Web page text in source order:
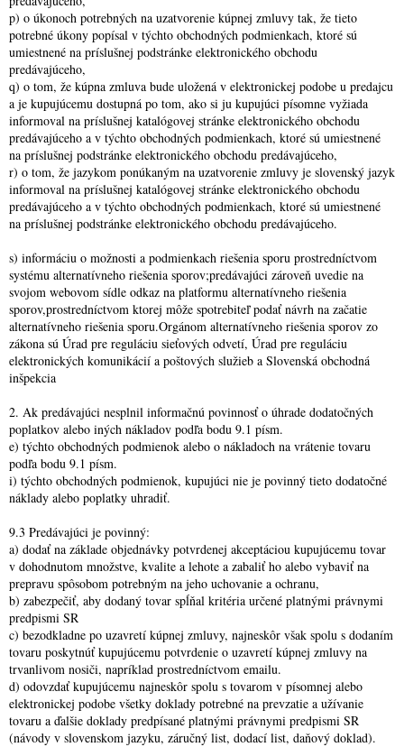
p) o úkonoch potrebných na uzatvorenie kúpnej zmluvy tak, že tieto
potrebné úkony popísal v týchto obchodných podmienkach, ktoré sú
umiestnené na príslušnej podstránke elektronického obchodu
predávajúceho,
q) o tom, že kúpna zmluva bude uložená v elektronickej podobe u predajcu
a je kupujúcemu dostupná po tom, ako si ju kupujúci písomne vyžiada
informoval na príslušnej katalógovej stránke elektronického obchodu
predávajúceho a v týchto obchodných podmienkach, ktoré sú umiestnené
na príslušnej podstránke elektronického obchodu predávajúceho,
r) o tom, že jazykom ponúkaným na uzatvorenie zmluvy je slovenský jazyk
informoval na príslušnej katalógovej stránke elektronického obchodu
predávajúceho a v týchto obchodných podmienkach, ktoré sú umiestnené
na príslušnej podstránke elektronického obchodu predávajúceho.
s) informáciu o možnosti a podmienkach riešenia sporu prostredníctvom
systému alternatívneho riešenia sporov;predávajúci zároveň uvedie na
svojom webovom sídle odkaz na platformu alternatívneho riešenia
sporov,prostredníctvom ktorej môže spotrebiteľ podať návrh na začatie
alternatívneho riešenia sporu.Orgánom alternatívneho riešenia sporov zo
zákona sú Úrad pre reguláciu sieťových odvetí, Úrad pre reguláciu
elektronických komunikácií a poštových služieb a Slovenská obchodná
inšpekcia
2. Ak predávajúci nesplnil informačnú povinnosť o úhrade dodatočných
poplatkov alebo iných nákladov podľa bodu 9.1 písm.
e) týchto obchodných podmienok alebo o nákladoch na vrátenie tovaru
podľa bodu 9.1 písm.
i) týchto obchodných podmienok, kupujúci nie je povinný tieto dodatočné
náklady alebo poplatky uhradiť.
9.3 Predávajúci je povinný:
a) dodať na základe objednávky potvrdenej akceptáciou kupujúcemu tovar
v dohodnutom množstve, kvalite a lehote a zabaliť ho alebo vybaviť na
prepravu spôsobom potrebným na jeho uchovanie a ochranu,
b) zabezpečiť, aby dodaný tovar spĺňal kritéria určené platnými právnymi
predpismi SR
c) bezodkladne po uzavretí kúpnej zmluvy, najneskôr však spolu s dodaním
tovaru poskytnúť kupujúcemu potvrdenie o uzavretí kúpnej zmluvy na
trvanlivom nosiči, napríklad prostredníctvom emailu.
d) odovzdať kupujúcemu najneskôr spolu s tovarom v písomnej alebo
elektronickej podobe všetky doklady potrebné na prevzatie a užívanie
tovaru a ďalšie doklady predpísané platnými právnymi predpismi SR
(návody v slovenskom jazyku, záručný list, dodací list, daňový doklad).